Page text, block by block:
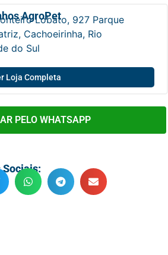
AgroPet
Lobato, 927 Parque
Cachoeirinha, Rio
do Sul
Loja Completa
PELO WHATSAPP